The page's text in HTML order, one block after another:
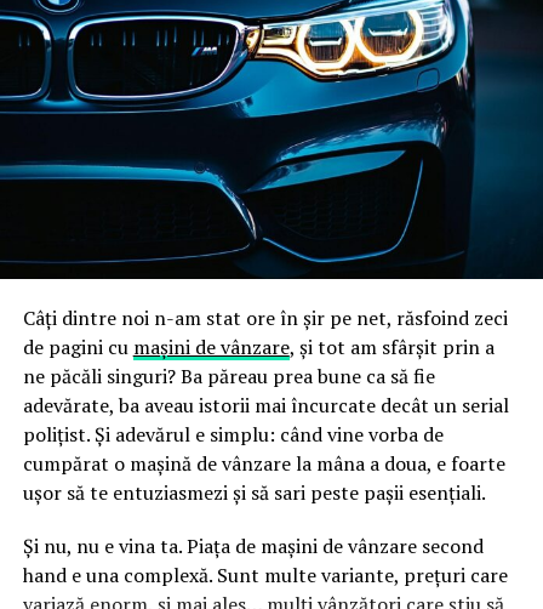
Câți dintre noi n-am stat ore în șir pe net, răsfoind zeci
de pagini cu mașini de vânzare, și tot am sfârșit prin a
ne păcăli singuri? Ba păreau prea bune ca să fie
adevărate, ba aveau istorii mai încurcate decât un serial
polițist. Și adevărul e simplu: când vine vorba de
cumpărat o mașină de vânzare la mâna a doua, e foarte
ușor să te entuziasmezi și să sari peste pașii esențiali.
Și nu, nu e vina ta. Piața de mașini de vânzare second
hand e una complexă. Sunt multe variante, prețuri care